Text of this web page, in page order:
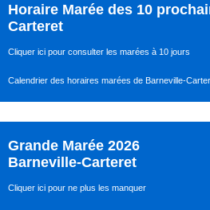
Horaire Marée des 10
Carteret
Cliquer ici pour consulter les marées à 10 jours
Calendrier des horaires marées de Barneville-
Grande Marée 2026
Barneville-Carteret
Cliquer ici pour ne plus les manquer